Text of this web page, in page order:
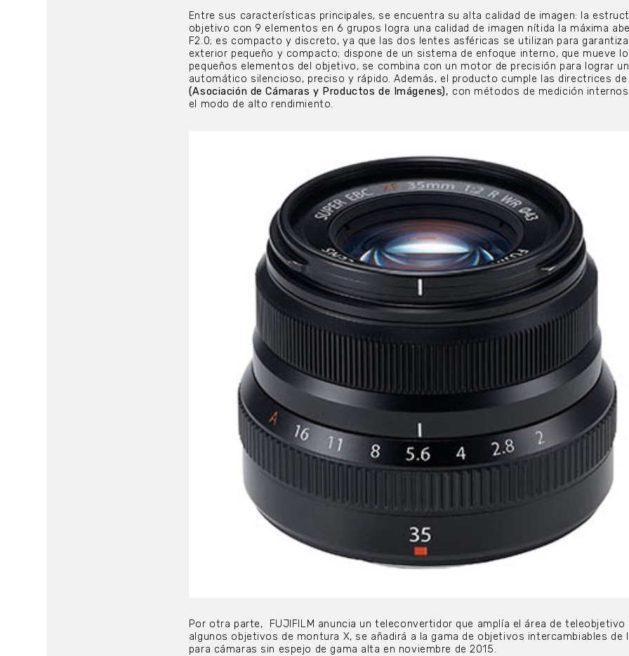
Entre sus características principales, se encuentra su alta calidad de imagen: la
objetivo con 9 elementos en 6 grupos logra una calidad de imagen nítida la máxima
F2.0; es compacto y discreto, ya que las dos lentes asféricas se utilizan para
exterior pequeño y compacto; dispone de un sistema de enfoque interno, que mueve
pequeños elementos del objetivo, se combina con un motor de precisión para lograr
automático silencioso, preciso y rápido. Además, el producto cumple las directrices
(Asociación de Cámaras y Productos de Imágenes), con métodos de medición
el modo de alto rendimiento.
Por otra parte,
FUJIFILM anuncia un teleconvertidor que amplía el área de teleobjetivo
algunos objetivos de montura X, se añadirá a la gama de objetivos intercambiables de
para cámaras sin espejo de gama alta en noviembre de 2015.